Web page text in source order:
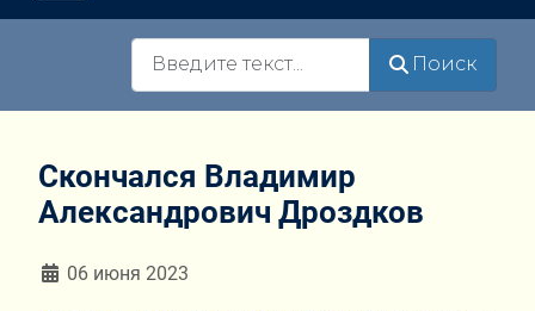
Поиск
Скончался Владимир
Александрович Дроздков
Информация о материале
06 июня 2023